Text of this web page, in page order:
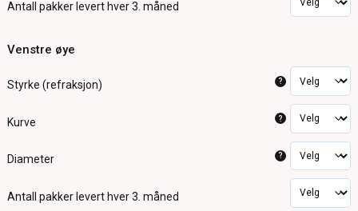
Antall pakker levert hver 3. måned
Venstre øye
Styrke (refraksjon) ?
Kurve ?
Diameter ?
Antall pakker levert hver 3. måned